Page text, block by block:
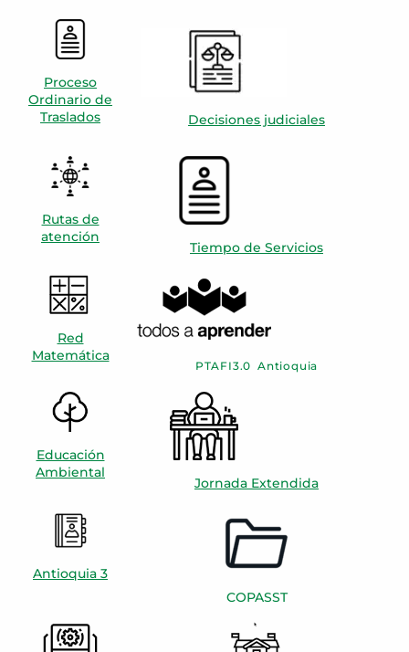
Proceso
Ordinario de
Traslados
Decisiones judiciales
Rutas de
atención
Tiempo de Servicios
Red
Matemática
PTAFI3.0 Antioquia
Educación
Ambiental
Jornada Extendida
Antioquia 3
COPASST